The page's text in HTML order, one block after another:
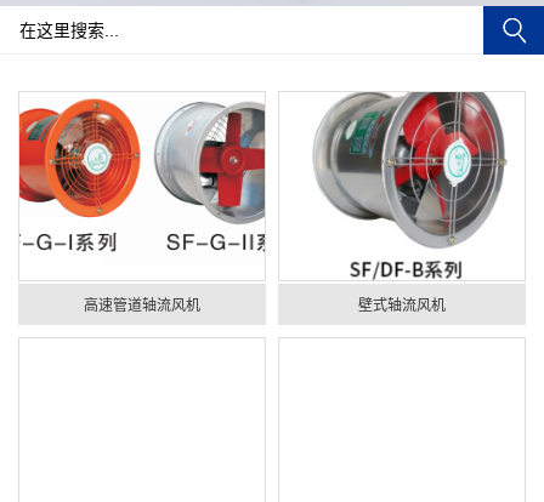
高速管道轴流风机 壁式轴流风机